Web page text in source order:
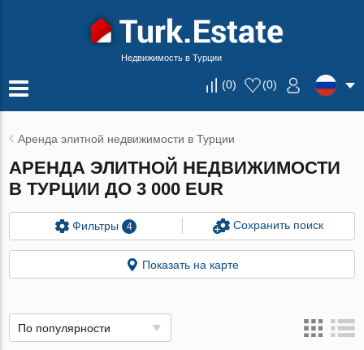
Недвижимость в Турции
(0) (0)
Аренда элитной недвижимости в Турции
АРЕНДА ЭЛИТНОЙ НЕДВИЖИМОСТИ
В ТУРЦИИ ДО 3 000 EUR
Фильтры 4 Сохранить поиск
Показать на карте
По популярности